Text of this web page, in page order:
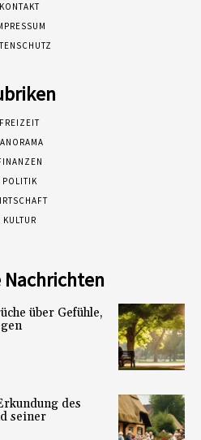
KONTAKT
FREIZEIT
POLITIK
KULTUR
über Gefühle,
des
seiner